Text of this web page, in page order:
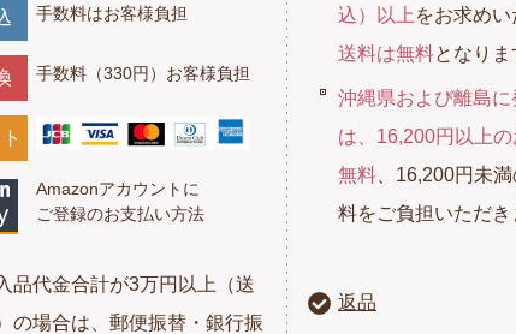
手数料はお客様負担
手数料（330円）お客様負担
Amazonアカウントに
ご登録のお支払い方法
品代金合計が3万円以上（送
の場合は、郵便振替・銀行振
込）以上 をお求めい
送料は無料となりま
沖縄県および離島
は、16,200円以上
無料 、16,200円未
料をご負担いただき
返品